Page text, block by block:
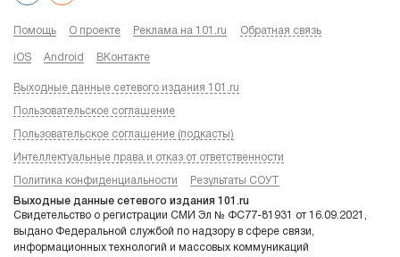
Помощь О проекте Реклама на 101.ru Обратная связь
iOS Android ВКонтакте
Выходные данные сетевого издания 101.ru
Пользовательское соглашение
Пользовательское соглашение (подкасты)
Интеллектуальные права и отказ от ответственности
Политика конфиденциальности Результаты СОУТ
Выходные данные сетевого издания 101.ru
Свидетельство о регистрации СМИ Эл № ФС77-81931 от 16.09.2021,
выдано Федеральной службой по надзору в сфере связи,
информационных технологий и массовых коммуникаций